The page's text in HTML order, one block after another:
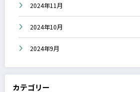
2024年11月
2024年10月
2024年9月
カテゴリー